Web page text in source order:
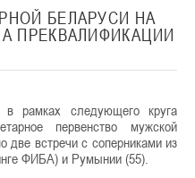
БЕЛАРУСИ НА
ПРЕКВАЛИФИКАЦИИ
рамках следующего круга
первенство мужской
две встречи с соперниками из
ФИБА) и Румынии (55).